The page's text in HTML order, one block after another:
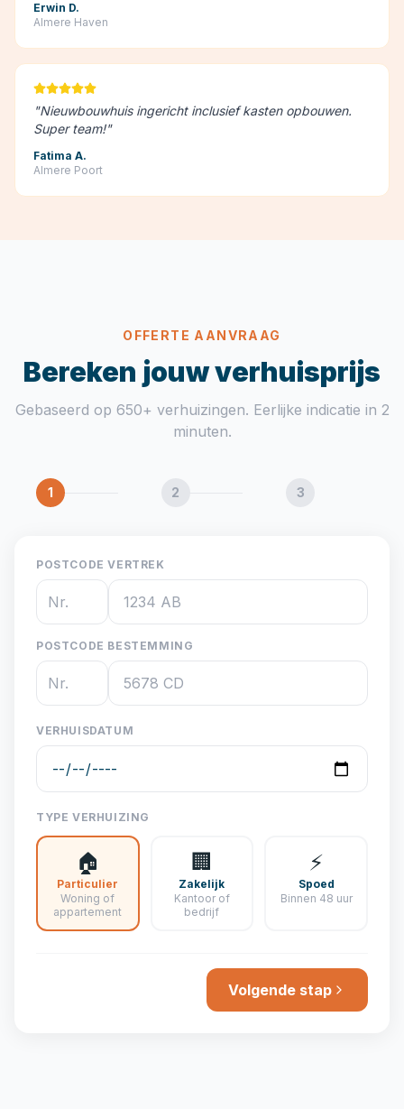
Erwin D.
Almere Haven
"Nieuwbouwhuis ingericht inclusief kasten opbouwen.
Super team!"
Fatima A.
Almere Poort
OFFERTE AANVRAAG
Bereken jouw verhuisprijs
Gebaseerd op 650+ verhuizingen. Eerlijke indicatie in 2
minuten.
1 2 3
POSTCODE VERTREK
POSTCODE BESTEMMING
VERHUISDATUM
TYPE VERHUIZING
🏠
Particulier
Woning of
appartement
🏢
Zakelijk
Kantoor of
bedrijf
⚡
Spoed
Binnen 48 uur
Volgende stap